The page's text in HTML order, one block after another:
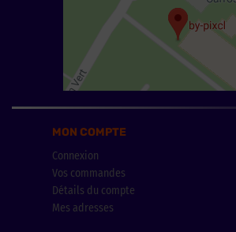
MON COMPTE
Connexion
Vos commandes
Détails du compte
Mes adresses